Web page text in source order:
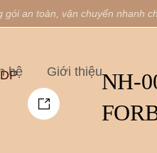
gói an toàn, vận chuyển nhanh
hệ Giới thiệuNH-